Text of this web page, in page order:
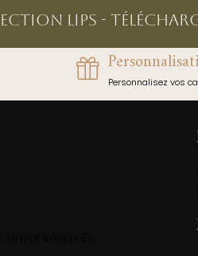
LIPS -
Personnalisez vos